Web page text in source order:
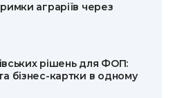
аграріїв через
рішень для ФОП:
бізнес-картки в одному